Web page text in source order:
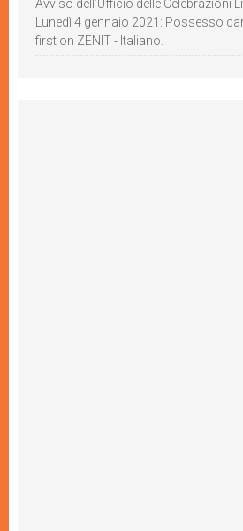
Avviso dell’Ufficio delle Celebrazioni
Lunedì 4 gennaio 2021: Possesso
first on ZENIT - Italiano.